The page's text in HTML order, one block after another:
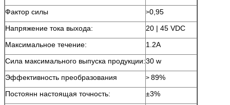
Фактор силы
>0,95
Напряжение тока выхода:
20 | 45 VDC
Максимальное течение:
1.2A
Сила максимального выпуска продукции:30 w
Эффективность преобразования
> 89%
Постоянн настоящая точность:
±3%